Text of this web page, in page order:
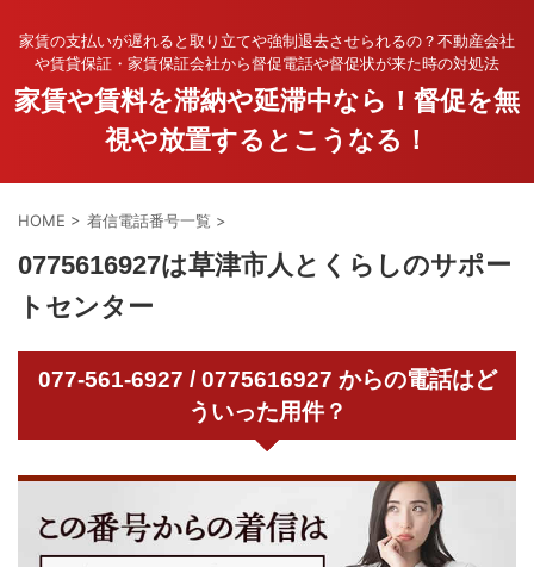
家賃の支払いが遅れると取り立てや強制退去させられるの？不動産会社
や賃貸保証・家賃保証会社から督促電話や督促状が来た時の対処法
家賃や賃料を滞納や延滞中なら！督促を無
視や放置するとこうなる！
HOME > 着信電話番号一覧 >
0775616927は草津市人とくらしのサポー
トセンター
077-561-6927 / 0775616927 からの電話はど
ういった用件？